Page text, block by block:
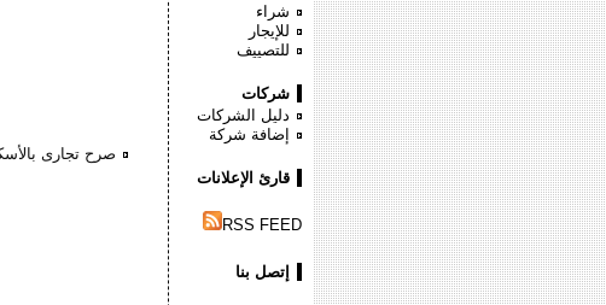
صرح تجارى
شراء
للإيجار
للتصييف
شركات
دليل الشركات
إضافة شركة
قارئ الإعلانات
RSS FEED
إتصل بنا